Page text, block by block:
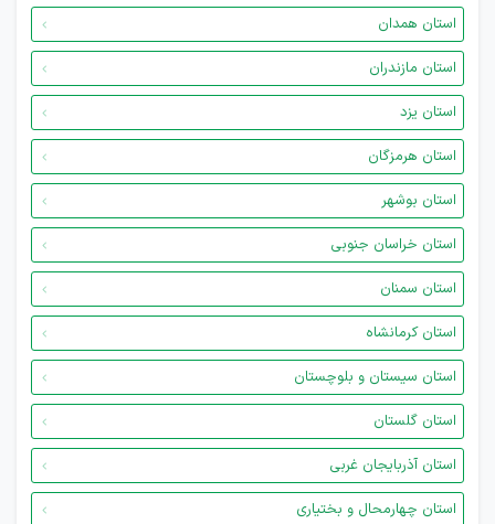
استان همدان
استان مازندران
استان یزد
استان هرمزگان
استان بوشهر
استان خراسان جنوبی
استان سمنان
استان کرمانشاه
استان سیستان و بلوچستان
استان گلستان
استان آذربایجان غربی
استان چهارمحال و بختیاری